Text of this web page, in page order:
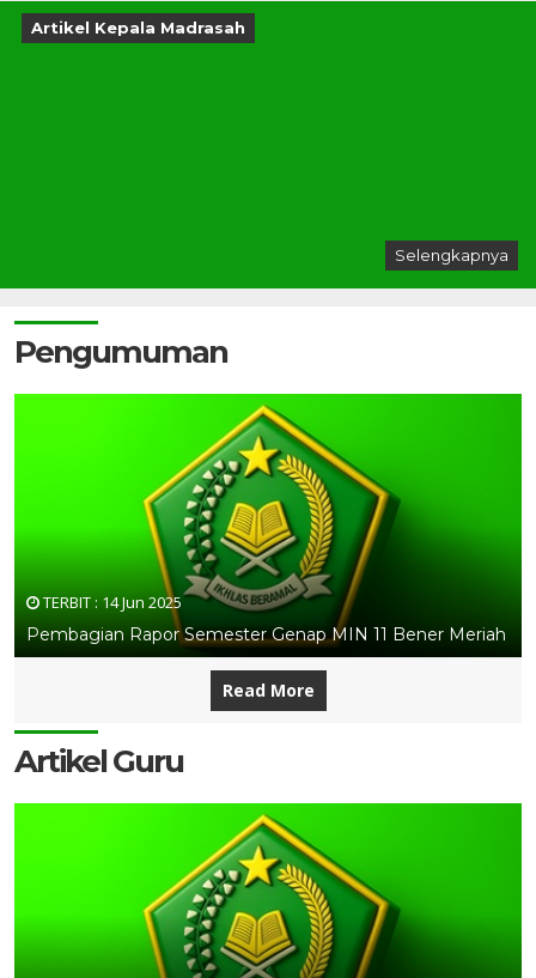
Artikel Kepala Madrasah
Selengkapnya
Pengumuman
TERBIT : 14 Jun 2025
Pembagian Rapor Semester Genap MIN 11 Bener Meriah
Read More
Artikel Guru